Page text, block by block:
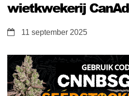
wietkwekerij
11 september 2025